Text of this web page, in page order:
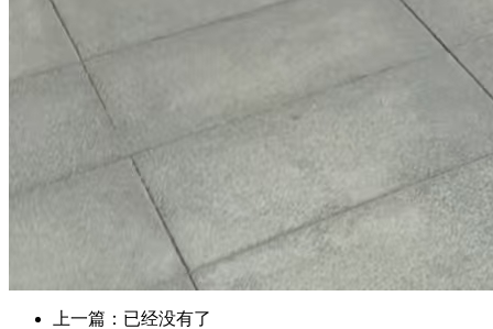
上一篇：已经没有了